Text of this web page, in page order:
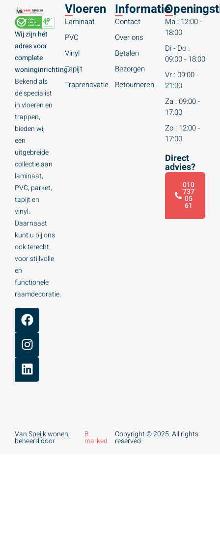
Wij zijn hét
adres voor
complete
woninginrichting.
Bekend als
dé specialist
in vloeren en
trappen,
bieden wij
een
uitgebreide
collectie aan
laminaat,
PVC, parket,
tapijt en
vinyl.
Daarnaast
kunt u bij ons
ook terecht
voor stijlvolle
en
functionele
raamdecoratie.
Vloeren
Laminaat
PVC
Vinyl
Tapijt
Traprenovatie
Informatie
Contact
Over ons
Betalen
Bezorgen
Retourneren
Ma : 12:00 -
18:00
Di - Do :
09:00 - 18:00
Vr : 09:00 -
21:00
Za : 09:00 -
17:00
Zo : 12:00 -
17:00
Direct
advies?
010
737
05
61
Van Speijk wonen,
beheerd door
B
marked
Copyright © 2025. All rights
reserved.